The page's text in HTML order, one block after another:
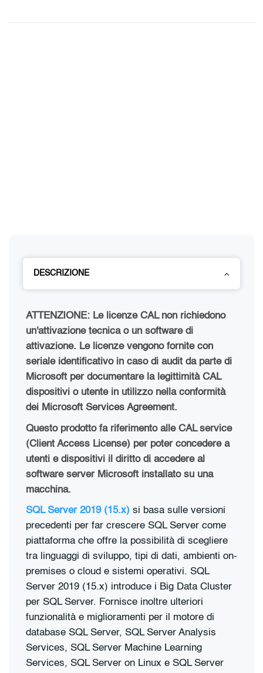
DESCRIZIONE
ATTENZIONE: Le licenze CAL non richiedono
un'attivazione tecnica o un software di
attivazione. Le licenze vengono fornite con
seriale identificativo in caso di audit da parte di
Microsoft per documentare la legittimità CAL
dispositivi o utente in utilizzo nella conformità
dei Microsoft Services Agreement.
Questo prodotto fa riferimento alle CAL service
(Client Access License) per poter concedere a
utenti e dispositivi il diritto di accedere al
software server Microsoft installato su una
macchina.
SQL Server 2019 (15.x) si basa sulle versioni
precedenti per far crescere SQL Server come
piattaforma che offre la possibilità di scegliere
tra linguaggi di sviluppo, tipi di dati, ambienti on-
premises o cloud e sistemi operativi. SQL
Server 2019 (15.x) introduce i Big Data Cluster
per SQL Server. Fornisce inoltre ulteriori
funzionalità e miglioramenti per il motore di
database SQL Server, SQL Server Analysis
Services, SQL Server Machine Learning
Services, SQL Server on Linux e SQL Server